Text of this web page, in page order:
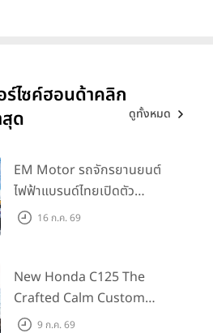
ไซค์ฮอนด้าคลิก
ด
ดูทั้งหมด
EM Motor รถจักรยานยนต์
ไฟฟ้าแบรนด์ไทยเปิดตัว
ARENA ที่มาในราคาพิเศษ
555 คันแรกรับฟรี Adapter
Type2 ฟรี
16 ก.ค. 69
New Honda C125 The
Crafted Calm Custom
Edition ถ่ายทอดความคลาสสิ
9 ก.ค. 69